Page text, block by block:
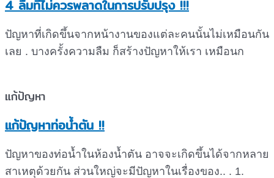
4 ลืมที่ไม่ควรพลาดในการปรับปรุง !!!
ปัญหาที่เกิดขึ้นจากหน้างานของแต่ละคนนั้นไม่เหมือนกัน
เลย . บางครั้งความลืม ก็สร้างปัญหาให้เรา เหมือนก
แก้ปัญหา
แก้ปัญหาท่อน้ำตัน !!
ปัญหาของท่อน้ำในห้องน้ำตัน อาจจะเกิดขึ้นได้จากหลาย
สาเหตุด้วยกัน ส่วนใหญ่จะมีปัญหาในเรื่องของ.. . 1.